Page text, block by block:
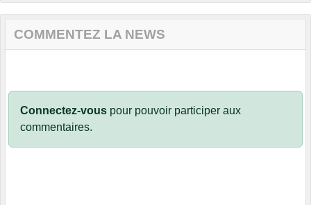
COMMENTEZ LA NEWS
Connectez-vous pour pouvoir participer aux
commentaires.